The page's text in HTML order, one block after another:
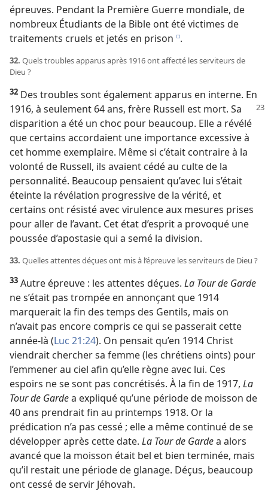
épreuves. Pendant la Première Guerre mondiale, de
nombreux Étudiants de la Bible ont été victimes de
traitements cruels et jetés en prison e.
32. Quels troubles apparus après 1916 ont affecté les serviteurs de
Dieu ?
32 Des troubles sont également apparus en interne. En
1916, à seulement 64 ans, frère Russell est mort. Sa
disparition a été un choc pour beaucoup. Elle a révélé
que certains accordaient une importance excessive à
cet homme exemplaire. Même si c’était contraire à la
volonté de Russell, ils avaient cédé au culte de la
personnalité. Beaucoup pensaient qu’avec lui s’était
éteinte la révélation progressive de la vérité, et
certains ont résisté avec virulence aux mesures prises
pour aller de l’avant. Cet état d’esprit a provoqué une
poussée d’apostasie qui a semé la division.
33. Quelles attentes déçues ont mis à l’épreuve les serviteurs de Dieu ?
33 Autre épreuve : les attentes déçues. La Tour de Garde
ne s’était pas trompée en annonçant que 1914
marquerait la fin des temps des Gentils, mais on
n’avait pas encore compris ce qui se passerait cette
année-​là (Luc 21:24). On pensait qu’en 1914 Christ
viendrait chercher sa femme (les chrétiens oints) pour
l’emmener au ciel afin qu’elle règne avec lui. Ces
espoirs ne se sont pas concrétisés. À la fin de 1917, La
Tour de Gardea expliqué qu’une période de moisson de
40 ans prendrait fin au printemps 1918. Or la
prédication n’a pas cessé ; elle a même continué de se
développer après cette date. La Tour de Gardea alors
avancé que la moisson était bel et bien terminée, mais
qu’il restait une période de glanage. Déçus, beaucoup
ont cessé de servir Jéhovah.